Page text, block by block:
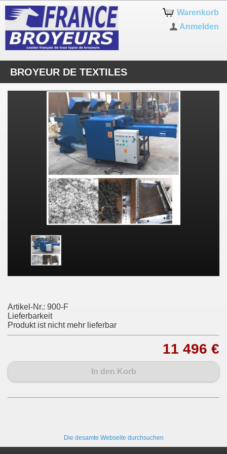
Warenkorb
Anmelden
BROYEUR DE TEXTILES
Artikel-Nr.: 900-F
Lieferbarkeit
Produkt ist nicht mehr lieferbar
11 496 €
In den Korb
Die desamte Webseite durchsuchen